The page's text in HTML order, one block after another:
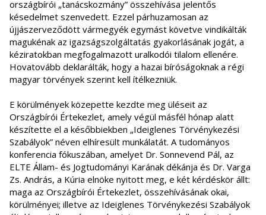
országbírói „tanácskozmány” összehívása jelentős
késedelmet szenvedett. Ezzel párhuzamosan az
újjászerveződött vármegyék egymást követve vindikálták
magukénak az igazságszolgáltatás gyakorlásának jogát, a
kéziratokban megfogalmazott uralkodói tilalom ellenére.
Hovatovább deklarálták, hogy a hazai bíróságoknak a régi
magyar törvények szerint kell ítélkezniük.
E körülmények közepette kezdte meg üléseit az
Országbírói Értekezlet, amely végül másfél hónap alatt
készítette el a későbbiekben „Ideiglenes Törvénykezési
Szabályok” néven elhíresült munkálatát. A tudományos
konferencia fókuszában, amelyet Dr. Sonnevend Pál, az
ELTE Állam- és Jogtudományi Karának dékánja és Dr. Varga
Zs. András, a Kúria elnöke nyitott meg, e két kérdéskör állt:
maga az Országbírói Értekezlet, összehívásának okai,
körülményei; illetve az Ideiglenes Törvénykezési Szabályok